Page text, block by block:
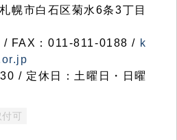
市白石区菊水6条3丁目
FAX：011-811-0188 / k
/ 定休日：土曜日・日曜
付可